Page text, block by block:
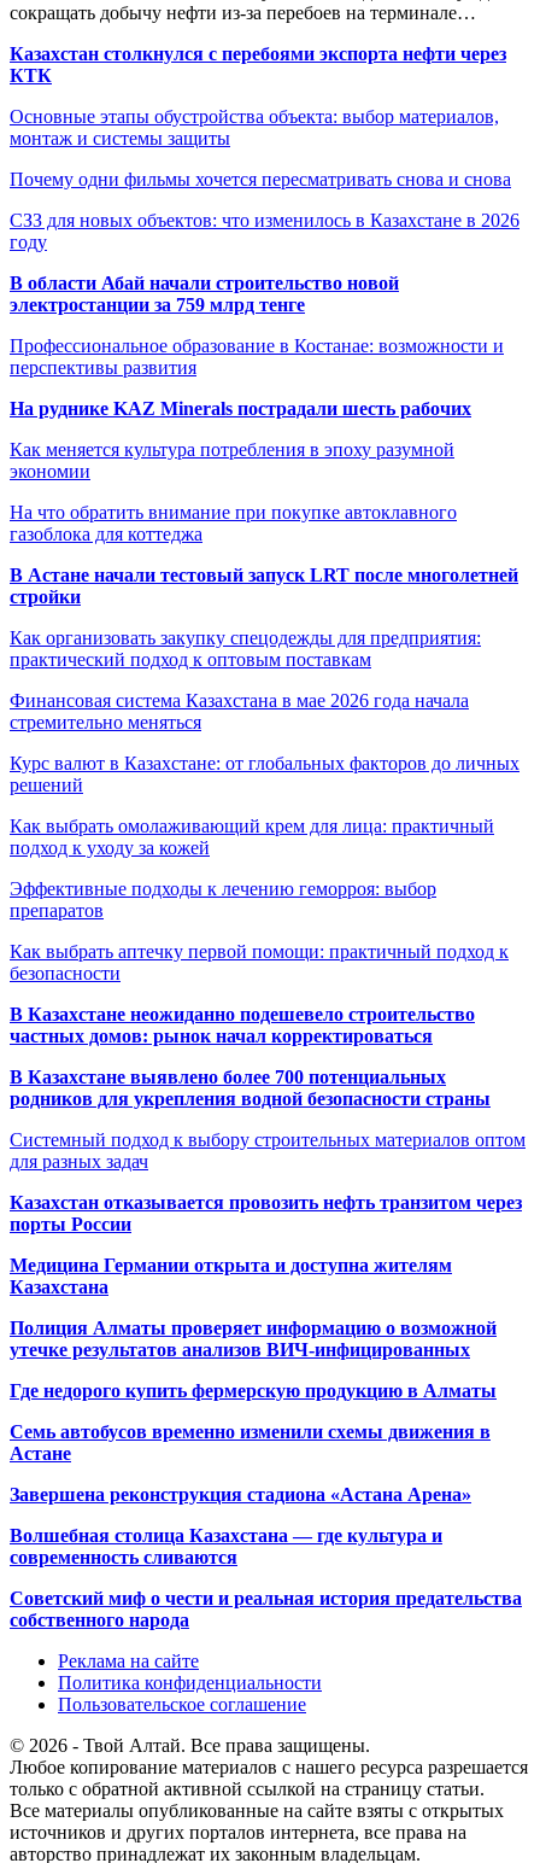
сокращать добычу нефти из-за перебоев на терминале…
Казахстан столкнулся с перебоями экспорта нефти через
КТК
Основные этапы обустройства объекта: выбор материалов,
монтаж и системы защиты
Почему одни фильмы хочется пересматривать снова и снова
СЗЗ для новых объектов: что изменилось в Казахстане в 2026
году
В области Абай начали строительство новой
электростанции за 759 млрд тенге
Профессиональное образование в Костанае: возможности и
перспективы развития
На руднике KAZ Minerals пострадали шесть рабочих
Как меняется культура потребления в эпоху разумной
экономии
На что обратить внимание при покупке автоклавного
газоблока для коттеджа
В Астане начали тестовый запуск LRT после многолетней
стройки
Как организовать закупку спецодежды для предприятия:
практический подход к оптовым поставкам
Финансовая система Казахстана в мае 2026 года начала
стремительно меняться
Курс валют в Казахстане: от глобальных факторов до личных
решений
Как выбрать омолаживающий крем для лица: практичный
подход к уходу за кожей
Эффективные подходы к лечению геморроя: выбор
препаратов
Как выбрать аптечку первой помощи: практичный подход к
безопасности
В Казахстане неожиданно подешевело строительство
частных домов: рынок начал корректироваться
В Казахстане выявлено более 700 потенциальных
родников для укрепления водной безопасности страны
Системный подход к выбору строительных материалов оптом
для разных задач
Казахстан отказывается провозить нефть транзитом через
порты России
Медицина Германии открыта и доступна жителям
Казахстана
Полиция Алматы проверяет информацию о возможной
утечке результатов анализов ВИЧ-инфицированных
Где недорого купить фермерскую продукцию в Алматы
Семь автобусов временно изменили схемы движения в
Астане
Завершена реконструкция стадиона «Астана Арена»
Волшебная столица Казахстана — где культура и
современность сливаются
Советский миф о чести и реальная история предательства
собственного народа
Реклама на сайте
Политика конфиденциальности
Пользовательское соглашение
© 2026 - Твой Алтай. Все права защищены.
Любое копирование материалов с нашего ресурса разрешается
только с обратной активной ссылкой на страницу статьи.
Все материалы опубликованные на сайте взяты с открытых
источников и других порталов интернета, все права на
авторство принадлежат их законным владельцам.